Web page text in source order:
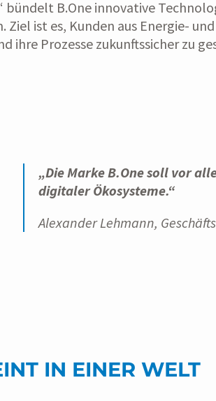
B.One innovative
ist es, Kunden aus Energie-
ihre Prozesse zukunftssicher zu
„Die Marke B.One soll vor
digitaler Ökosysteme.“
Alexander Lehmann,
IN EINER WELT